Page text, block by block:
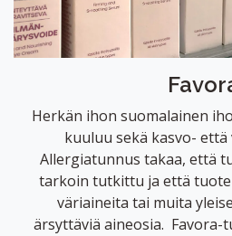
Herkän ihon suomalainen
kuuluu sekä kasvo-
Allergiatunnus takaa, että
tarkoin tutkittu ja että tuote
väriaineita tai muita
ärsyttäviä aineosia.